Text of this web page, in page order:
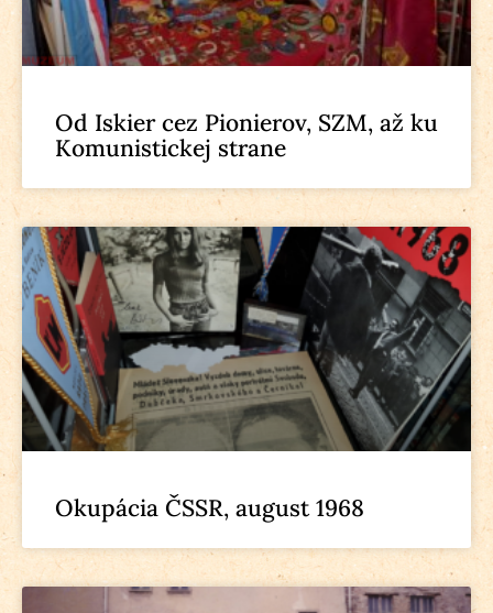
Od Iskier cez Pionierov, SZM, až ku
Komunistickej strane
Okupácia ČSSR, august 1968